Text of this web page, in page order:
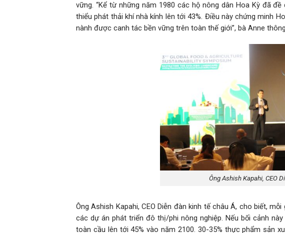
vững. “Kể từ những năm 1980 các hộ nông dân Hoa Kỳ đã
thiểu phát thải khí nhà kính lên tới 43%. Điều này chứng minh
nành được canh tác bền vững trên toàn thế giới”, bà Anne
Ông Ashish Kapahi, CEO
Ông Ashish Kapahi, CEO Diễn đàn kinh tế châu Á, cho biết,
các dự án phát triển đô thị/phi nông nghiệp. Nếu bối cảnh
toàn cầu lên tới 45% vào năm 2100. 30-35% thực phẩm sản